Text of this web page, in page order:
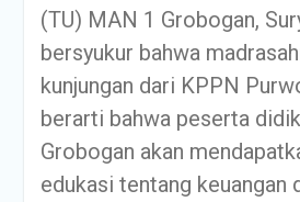
(TU) MAN 1 Grobogan,
bersyukur bahwa
kunjungan dari KPPN
berarti bahwa peserta
Grobogan akan
edukasi tentang keuangan